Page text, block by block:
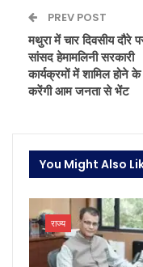
PREV POST
मथुरा में चार दिवसीय दौरे
सांसद हेमामलिनी सरकारी
कार्यक्रमों में शामिल होने
करेंगी आम जनता से भेंट
You Might Also
राज्य